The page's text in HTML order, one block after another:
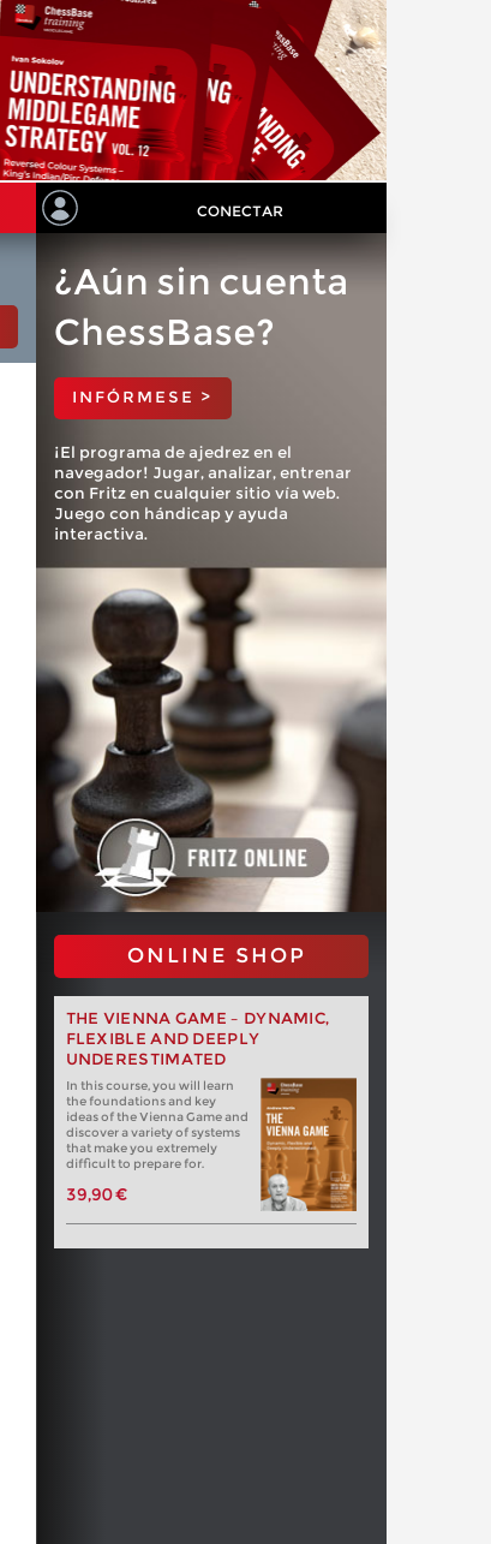
CONECTAR
¿Aún sin cuenta
ChessBase?
INFÓRMESE >
¡El programa de ajedrez en el
navegador! Jugar, analizar, entrenar
con Fritz en cualquier sitio vía web.
Juego con hándicap y ayuda
interactiva.
ONLINE SHOP
THE VIENNA GAME – DYNAMIC,
FLEXIBLE AND DEEPLY
UNDERESTIMATED
In this course, you will learn
the foundations and key
ideas of the Vienna Game and
discover a variety of systems
that make you extremely
difficult to prepare for.
39,90 €